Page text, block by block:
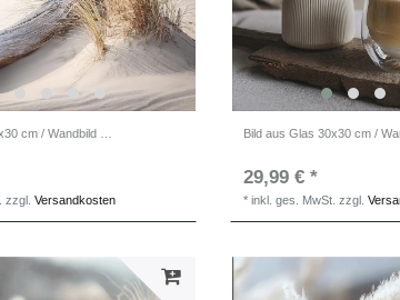
zzgl.Versandkosten
29,99 € *
*inkl. ges. MwSt. zzgl.